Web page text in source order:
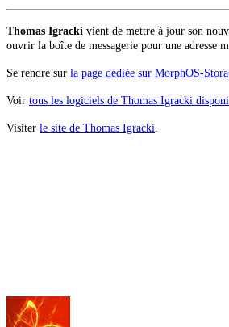
Thomas Igracki vient de mettre à jour son
ouvrir la boîte de messagerie pour une adresse
Se rendre sur la page dédiée sur MorphOS-
Voir tous les logiciels de Thomas Igracki
Visiter le site de Thomas Igracki